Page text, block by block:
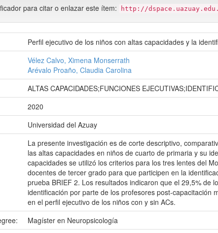
para citar o enlazar este ítem: http://
Perfil ejecutivo de los niños con altas capacidades y la
Vélez Calvo, Ximena Monserrath
Arévalo Proaño, Claudia Carolina
ALTAS CAPACIDADES;FUNCIONES
2020
Universidad del Azuay
La presente investigación es de corte descriptivo,
las altas capacidades en niños de cuarto de primaria y su
capacidades se utilizó los criterios para los tres lentes del
docentes de tercer grado para que participen en la
prueba BRIEF 2. Los resultados indicaron que el 29,5% de
identificación por parte de los profesores post-capacitación
en el perfil ejecutivo de los niños con y sin ACs.
Magíster en Neuropsicología